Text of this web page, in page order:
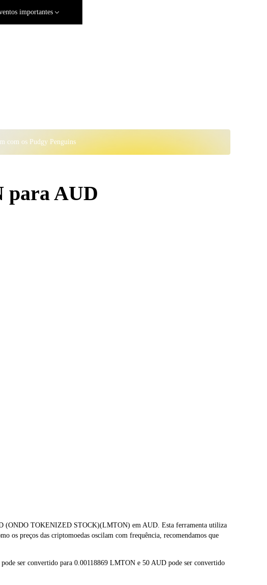
importantes
com os Pudgy Penguins
para AUD
(ONDO TOKENIZED STOCK)(LMTON) em AUD. Esta ferramenta utiliza
os preços das criptomoedas oscilam com frequência, recomendamos que
ser convertido para 0.00118869 LMTON e 50 AUD pode ser convertido